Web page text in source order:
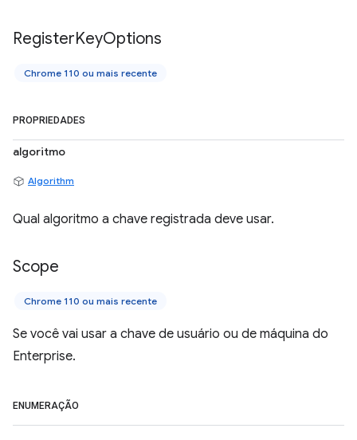
RegisterKeyOptions
Chrome 110 ou mais recente
PROPRIEDADES
algoritmo
Algorithm
Qual algoritmo a chave registrada deve usar.
Scope
Chrome 110 ou mais recente
Se você vai usar a chave de usuário ou de máquina do
Enterprise.
ENUMERAÇÃO